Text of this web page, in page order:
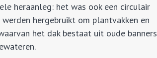
heraanleg: het was ook een circulair
hergebruikt om plantvakken en
het dak bestaat uit oude banners